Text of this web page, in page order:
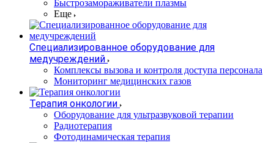
Быстрозамораживатели плазмы
Еще
Специализированное оборудование для
медучреждений
Комплексы вызова и контроля доступа персонала
Мониторинг медицинских газов
Терапия онкологии
Оборудование для ультразвуковой терапии
Радиотерапия
Фотодинамическая терапия